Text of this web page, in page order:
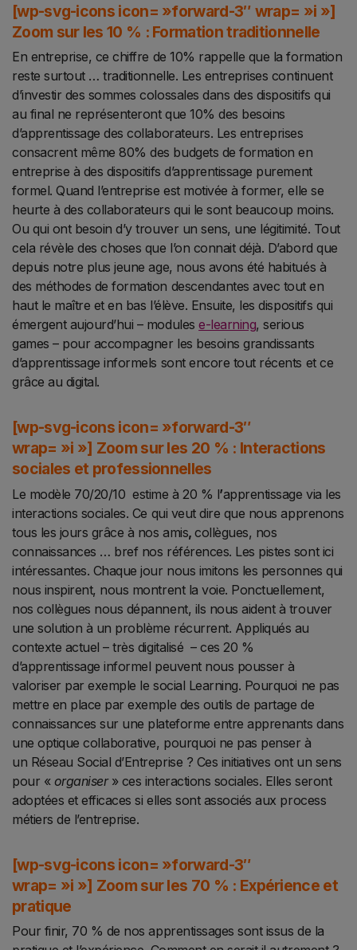
[wp-svg-icons icon= »forward-3″ wrap= »i »]
Zoom sur les 10 % : Formation traditionnelle
En entreprise, ce chiffre de 10% rappelle que laformation
reste surtout … traditionnelle. Les entreprises continuent
d’investir des sommes colossales dans des dispositifs qui
au final ne représenteront que 10% des besoins
d’apprentissage des collaborateurs. Les entreprises
consacrent même 80% des budgets de formation en
entreprise à des dispositifs d’apprentissage purement
formel. Quand l’entreprise est motivée à former, elle se
heurte à des collaborateurs qui le sont beaucoup moins.
Ou qui ont besoin d’y trouver un sens, une légitimité. Tout
cela révèle des choses que l’on connait déjà. D’abord que
depuis notre plus jeune age, nous avons été habitués à
des méthodes de formation descendantes avec tout en
haut le maître et en bas l’élève. Ensuite, les dispositifs qui
émergent aujourd’hui – modulese-learning, serious
games – pour accompagner les besoins grandissants
d’apprentissage informels sont encore tout récents et ce
grâce au digital.
[wp-svg-icons icon= »forward-3″
wrap= »i »] Zoom sur les 20 % : Interactions
sociales et professionnelles
Le modèle 70/20/10 estime à 20 % l’apprentissage via les
interactions sociales. Ce qui veut dire que nous apprenons
tous les jours grâce à nos amis,collègues, nos
connaissances … bref nos références. Les pistes sont ici
intéressantes. Chaque jour nous imitons les personnes qui
nous inspirent, nous montrent la voie. Ponctuellement,
nos collègues nous dépannent, ils nous aident à trouver
une solution à un problème récurrent. Appliqués au
contexte actuel – très digitalisé – ces 20 %
d’apprentissage informel peuvent nous pousser à
valoriser par exemple le social Learning. Pourquoi ne pas
mettre en place par exemple des outils de partage de
connaissances sur une plateforme entre apprenants dans
une optique collaborative, pourquoi ne pas penser à
un Réseau Social d’Entreprise ? Ces initiatives ont un sens
pour « organiser» ces interactions sociales. Elles seront
adoptées et efficaces si elles sont associés aux process
métiers de l’entreprise.
[wp-svg-icons icon= »forward-3″
wrap= »i »] Zoom sur les 70 % : Expérience et
pratique
Pour finir, 70 % de nos apprentissages sont issus de la